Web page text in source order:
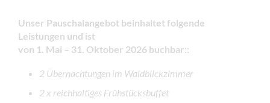
Unser Pauschalangebot beinhaltet folgende
Leistungen und ist
von 1. Mai – 31. Oktober 2026 buchbar::
2 Übernachtungen im Waldblickzimmer
2 x reichhaltiges Frühstücksbuffet